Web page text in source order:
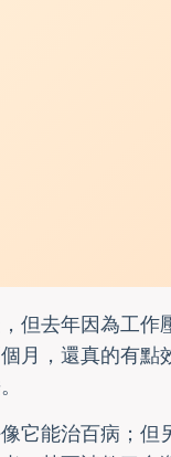
但去年因為工作
月，還真的有點
它能治百病；但